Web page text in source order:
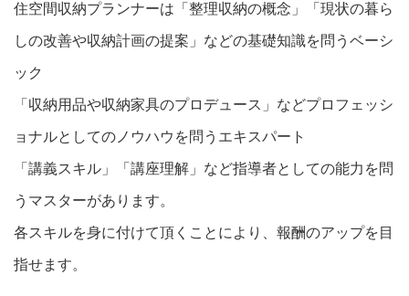
住空間収納プランナーは「整理収納の概念」「現状の暮ら
しの改善や収納計画の提案」などの基礎知識を問うベーシ
ック
「収納用品や収納家具のプロデュース」などプロフェッシ
ョナルとしてのノウハウを問うエキスパート
「講義スキル」「講座理解」など指導者としての能力を問
うマスターがあります。
各スキルを身に付けて頂くことにより、報酬のアップを目
指せます。